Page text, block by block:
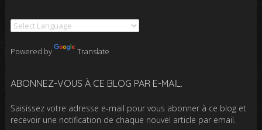
Powered by Translate
ABONNEZ-VOUS À CE BLOG PAR E-MAIL.
Saisissez votre adresse e-mail pour vous abonner à ce blog et
recevoir une notification de chaque nouvel article par email.